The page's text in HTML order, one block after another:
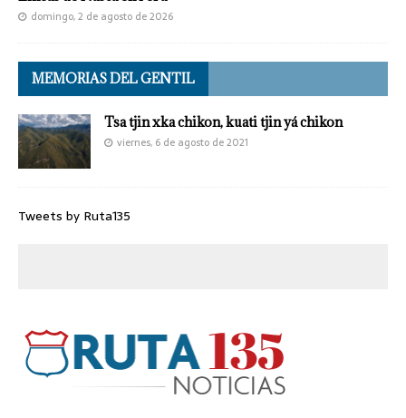
domingo, 2 de agosto de 2026
MEMORIAS DEL GENTIL
Tsa tjin xka chikon, kuati tjin yá chikon
viernes, 6 de agosto de 2021
Tweets by Ruta135